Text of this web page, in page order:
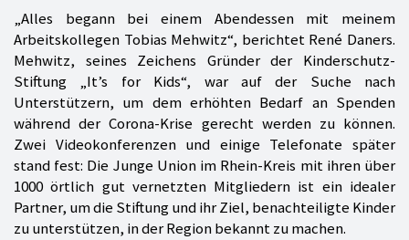
„Alles begann bei einem Abendessen mit meinem
Arbeitskollegen Tobias Mehwitz“, berichtet René Daners.
Mehwitz, seines Zeichens Gründer der Kinderschutz-
Stiftung „It’s for Kids“, war auf der Suche nach
Unterstützern, um dem erhöhten Bedarf an Spenden
während der Corona-Krise gerecht werden zu können.
Zwei Videokonferenzen und einige Telefonate später
stand fest: Die Junge Union im Rhein-Kreis mit ihren über
1000 örtlich gut vernetzten Mitgliedern ist ein idealer
Partner, um die Stiftung und ihr Ziel, benachteiligte Kinder
zu unterstützen, in der Region bekannt zu machen.